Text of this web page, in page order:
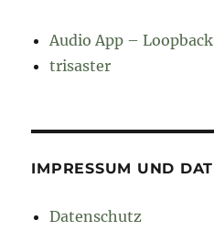
Audio App – Loopback
trisaster
IMPRESSUM UND
Datenschutz